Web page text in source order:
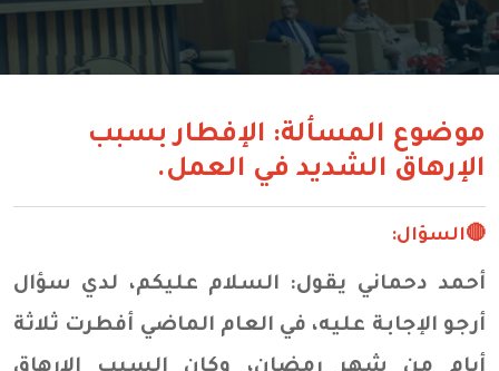
موضوع المسألة: الإفطار بسبب
الإرهاق الشديد في العمل.
🔴السؤال:
أحمد دحماني يقول: السلام عليكم، لدي سؤال
أرجو الإجابة عليه، في العام الماضي أفطرت ثلاثة